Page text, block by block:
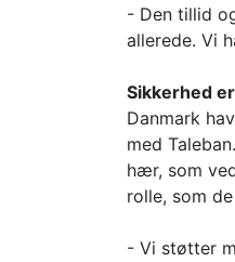
- Den tillid
allerede. Vi
Sikkerhed
Danmark
med
hær, som
rolle, som
- Vi støtter